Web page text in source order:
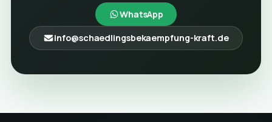
WhatsApp
info@schaedlingsbekaempfung-kraft.de